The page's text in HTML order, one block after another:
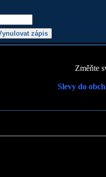
Změňte
Slevy do